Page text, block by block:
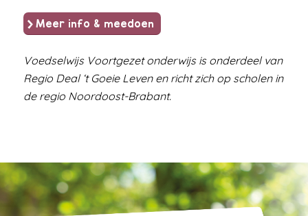
Meer info & meedoen
Voedselwijs Voortgezet onderwijs is onderdeel van
Regio Deal ‘t Goeie Leven en richt zich op scholen in
de regio Noordoost-Brabant.